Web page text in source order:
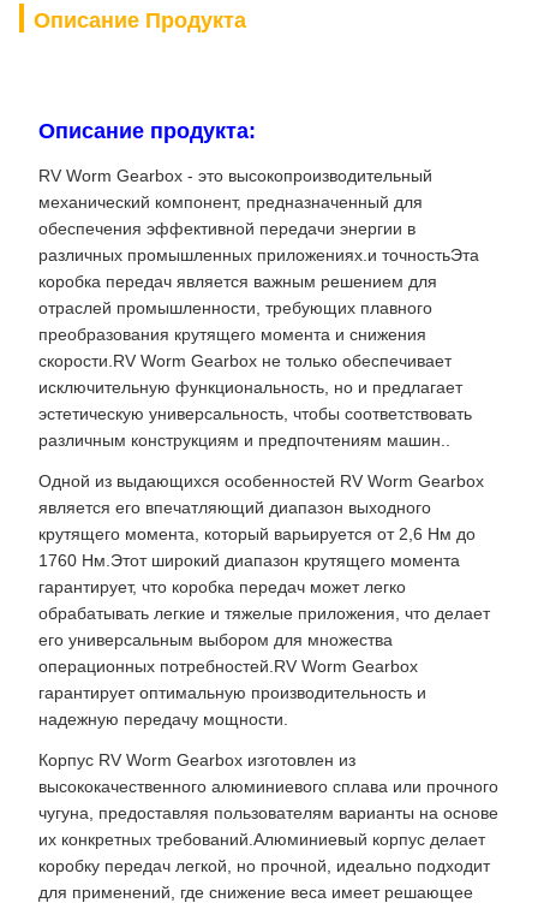
Описание Продукта
Описание продукта:
RV Worm Gearbox - это высокопроизводительный
механический компонент, предназначенный для
обеспечения эффективной передачи энергии в
различных промышленных приложениях.и точностьЭта
коробка передач является важным решением для
отраслей промышленности, требующих плавного
преобразования крутящего момента и снижения
скорости.RV Worm Gearbox не только обеспечивает
исключительную функциональность, но и предлагает
эстетическую универсальность, чтобы соответствовать
различным конструкциям и предпочтениям машин..
Одной из выдающихся особенностей RV Worm Gearbox
является его впечатляющий диапазон выходного
крутящего момента, который варьируется от 2,6 Нм до
1760 Нм.Этот широкий диапазон крутящего момента
гарантирует, что коробка передач может легко
обрабатывать легкие и тяжелые приложения, что делает
его универсальным выбором для множества
операционных потребностей.RV Worm Gearbox
гарантирует оптимальную производительность и
надежную передачу мощности.
Корпус RV Worm Gearbox изготовлен из
высококачественного алюминиевого сплава или прочного
чугуна, предоставляя пользователям варианты на основе
их конкретных требований.Алюминиевый корпус делает
коробку передач легкой, но прочной, идеально подходит
для применений, где снижение веса имеет решающее